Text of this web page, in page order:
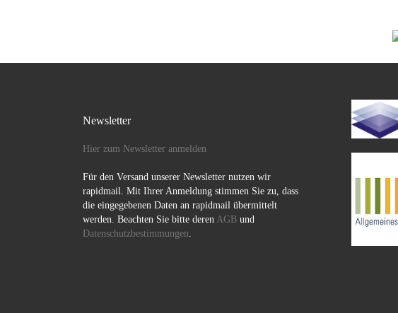
Newsletter
Hier zum Newsletter anmelden
Für den Versand unserer Newsletter nutzen wir
rapidmail. Mit Ihrer Anmeldung stimmen Sie zu, dass
die eingegebenen Daten an rapidmail übermittelt
werden. Beachten Sie bitte deren AGB und
Datenschutzbestimmungen.